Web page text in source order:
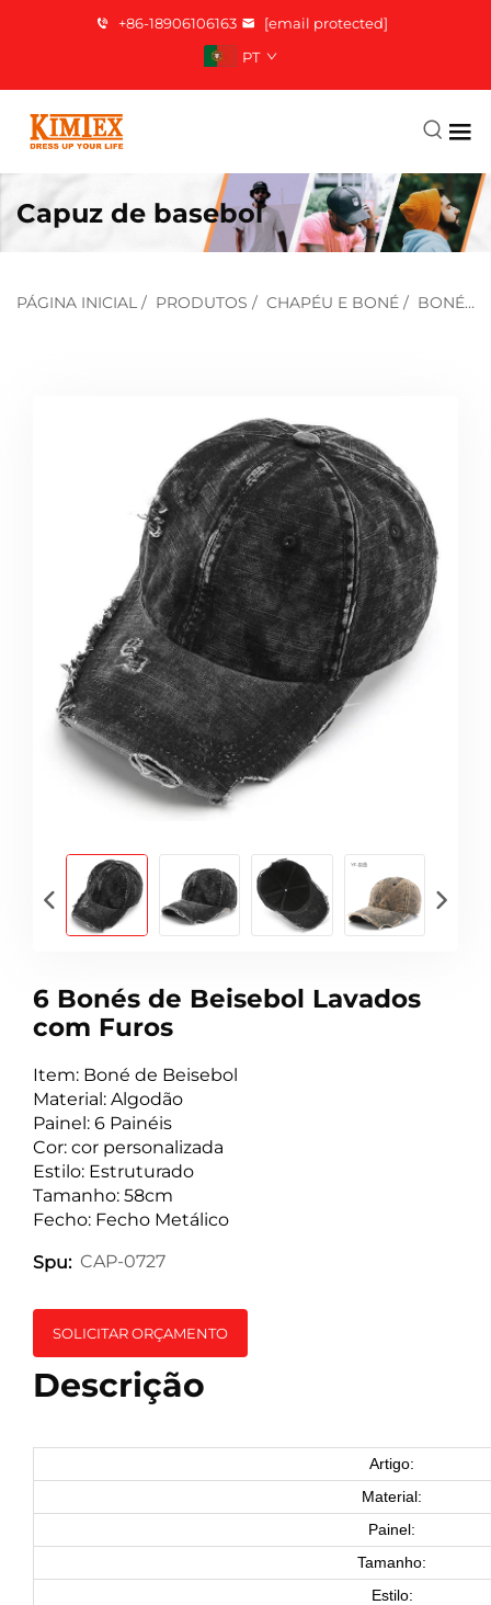
+86-18906106163
[email protected]
PT
Capuz de basebol
PÁGINA INICIAL / PRODUTOS / CHAPÉU E BONÉ / BONÉ DE BEISEBOL
6 Bonés de Beisebol Lavados
com Furos
Item: Boné de Beisebol
Material: Algodão
Painel: 6 Painéis
Cor: cor personalizada
Estilo: Estruturado
Tamanho: 58cm
Fecho: Fecho Metálico
Spu: CAP-0727
SOLICITAR ORÇAMENTO
Descrição
Artigo:
Material:
Painel:
Tamanho:
Estilo: